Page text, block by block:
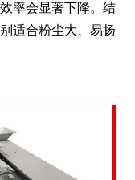
率会显著下降。结
适合粉尘大、易扬